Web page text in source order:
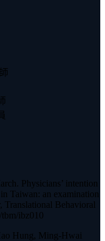
Physicians’ intention
Taiwan: an examination
Translational Behavioral
ibz010
Hung, Ming-Hwai